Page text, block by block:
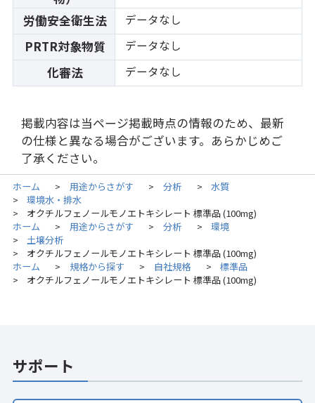
労働安全衛生法
データなし
PRTR対象物質 データなし
化審法 データなし
掲載内容は当ページ掲載時点の情報のため、最新
の仕様と異なる場合がございます。あらかじめご
了承ください。
ホーム > 用途からさがす > 分析 > 水質
> 環境水・排水
>
オクチルフェノールモノエトキシレート 標準品 (100mg)
ホーム
> 用途からさがす > 分析 > 環境
> 土壌分析
>
オクチルフェノールモノエトキシレート 標準品 (100mg)
ホーム
> 規格から探す > 自社規格 > 標準品
> オクチルフェノールモノエトキシレート 標準品 (100mg)
サポート